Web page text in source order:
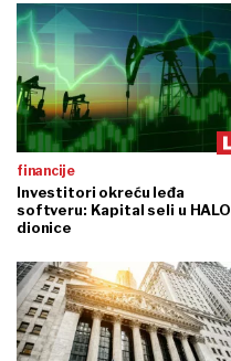
financije
Investitori okreću leđa
softveru: Kapital seli u HALO
dionice